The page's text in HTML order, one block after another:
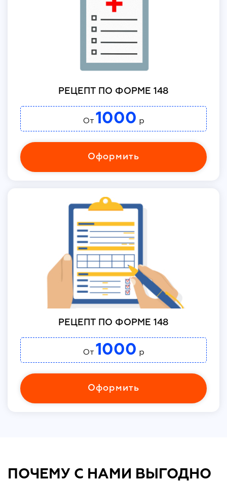
РЕЦЕПТ ПО ФОРМЕ 148
От 1000 р
Оформить
РЕЦЕПТ ПО ФОРМЕ 148
От 1000 р
Оформить
ПОЧЕМУ С НАМИ ВЫГОДНО